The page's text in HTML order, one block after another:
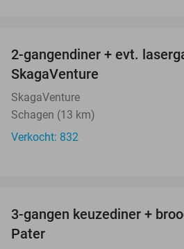
2-gangendiner + evt.
SkagaVenture
SkagaVenture
Schagen (13 km)
Verkocht: 832
3-gangen keuzediner +
Pater